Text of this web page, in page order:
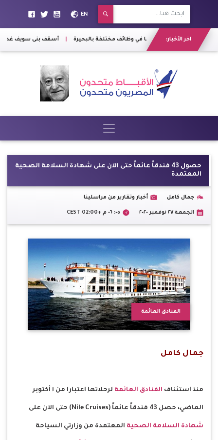
EN
اخر الأخبار:
تعيين 1187 شابا في وظائف مختلفة بالبحيرة أسقف بنى سويف غدا
حصول 43 فندقاً عائماً حتى الآن على شهادة السلامة الصحية
المعتمدة
جمال كامل أخبار وتقارير من مراسلينا
الجمعة ٢٧ نوفمبر ٢٠٢٠ ٠٥: ٠٦ م +02:00 CEST
الفنادق العائمة
جمال كامل
منذ استئناف الفنادق العائمة لرحلاتها اعتبارا من ١ أكتوبر
الماضي، حصل 43 فندقاً عائماً (Nile Cruises) حتى الآن على
شهادة السلامة الصحية المعتمدة من وزارتي السياحة